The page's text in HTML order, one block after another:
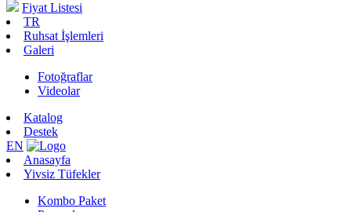
Fiyat Listesi
TR
Ruhsat İşlemleri
Galeri
Fotoğraflar
Videolar
Katalog
Destek
EN
Anasayfa
Yivsiz Tüfekler
Kombo Paket